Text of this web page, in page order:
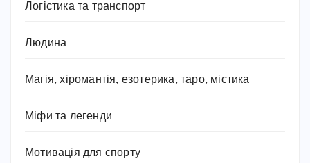
Логістика та транспорт
Людина
Магія, хіромантія, езотерика, таро, містика
Міфи та легенди
Мотивація для спорту